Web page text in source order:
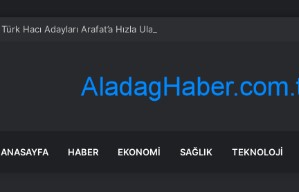
Türk Hacı Adayları Arafat’a Hızla Ulaştı
ANASAYFA HABER EKONOMI SAĞLIK TEKNOLOJI